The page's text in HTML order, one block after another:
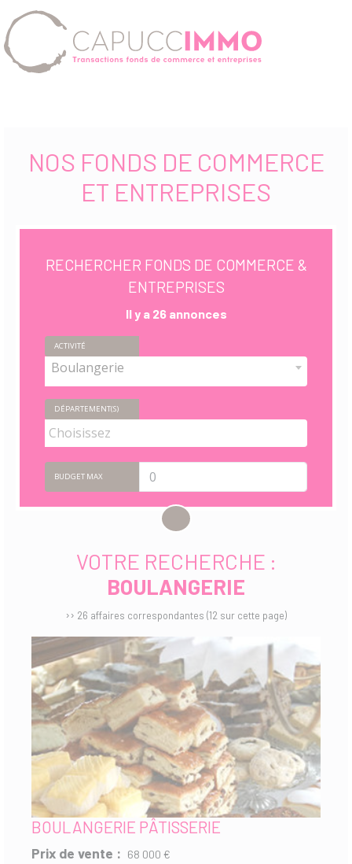
NOS FONDS DE COMMERCE
ET ENTREPRISES
RECHERCHER FONDS DE COMMERCE &
ENTREPRISES
Il y a 26 annonces
ACTIVITÉ
Boulangerie
DÉPARTEMENT(S)
BUDGET MAX
VOTRE RECHERCHE :
BOULANGERIE
›› 26 affaires correspondantes (12 sur cette page)
BOULANGERIE PÂTISSERIE
Prix de vente : 68 000 €